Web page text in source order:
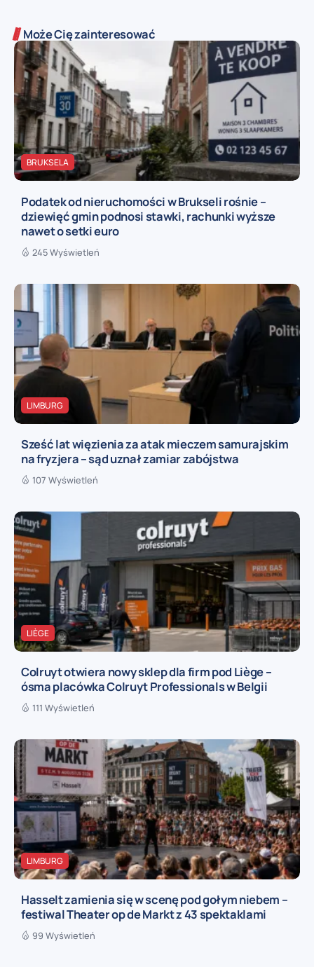
Może Cię zainteresować
BRUKSELA
Podatek od nieruchomości w Brukseli rośnie –
dziewięć gmin podnosi stawki, rachunki wyższe
nawet o setki euro
245 Wyświetleń
LIMBURG
Sześć lat więzienia za atak mieczem samurajskim
na fryzjera – sąd uznał zamiar zabójstwa
107 Wyświetleń
LIÈGE
Colruyt otwiera nowy sklep dla firm pod Liège –
ósma placówka Colruyt Professionals w Belgii
111 Wyświetleń
LIMBURG
Hasselt zamienia się w scenę pod gołym niebem –
festiwal Theater op de Markt z 43 spektaklami
99 Wyświetleń